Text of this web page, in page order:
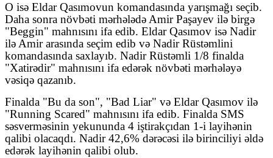
O isə Eldar Qasımovun komandasında yarışmağı seçib.
Daha sonra növbəti mərhələdə Amir Paşayev ilə birgə
"Beggin" mahnısını ifa edib. Eldar Qasımov isə Nadir
ilə Amir arasında seçim edib və Nadir Rüstəmlini
komandasında saxlayıb. Nadir Rüstəmli 1/8 finalda
"Xatirədir" mahnısını ifa edərək növbəti mərhələyə
vəsiqə qazanıb.
Finalda "Bu da son", "Bad Liar" və Eldar Qasımov ilə
"Running Scared" mahnısını ifa edib. Finalda SMS
səsverməsinin yekununda 4 iştirakçıdan 1-i layihənin
qalibi olacaqdı. Nadir 42,6% dərəcəsi ilə birinciliyi əldə
edərək layihənin qalibi olub.